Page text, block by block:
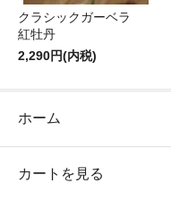
クラシックガーベラ
紅牡丹
2,290円(内税)
ホーム
カートを見る